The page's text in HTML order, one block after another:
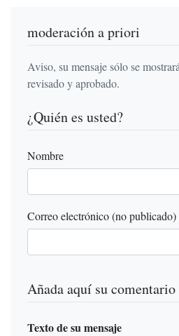
moderación a priori
Aviso, su mensaje sólo se
revisado y aprobado.
¿Quién es usted?
Nombre
Correo electrónico (no publicado)
Añada aquí su comentario
Texto de su mensaje